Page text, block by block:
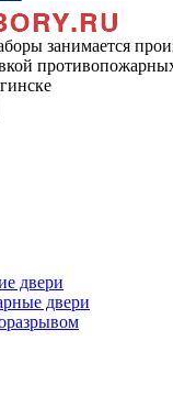
занимается
двери
двери